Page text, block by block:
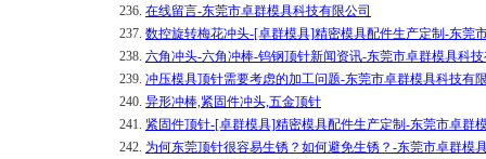
236. 在线留言-东莞市卓群模具科技有限公司
237. 数控旋转梅花冲头-[卓群模具]精密模具配件生产定制-东莞
238. 六角冲头-六角冲棒-钨钢顶针新闻资讯-东莞市卓群模具科
239. 冲压模具顶针需要考虑的加工问题-东莞市卓群模具科技有
240. 异形冲棒,紧固件冲头,五金顶针
241. 紧固件顶针-[卓群模具]精密模具配件生产定制-东莞市卓群
242. 为何东莞顶针很容易生锈？如何避免生锈？-东莞市卓群模